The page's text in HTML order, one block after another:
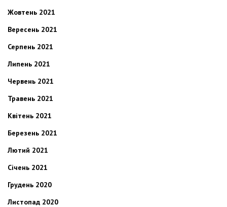
Жовтень 2021
Вересень 2021
Серпень 2021
Липень 2021
Червень 2021
Травень 2021
Квітень 2021
Березень 2021
Лютий 2021
Січень 2021
Грудень 2020
Листопад 2020